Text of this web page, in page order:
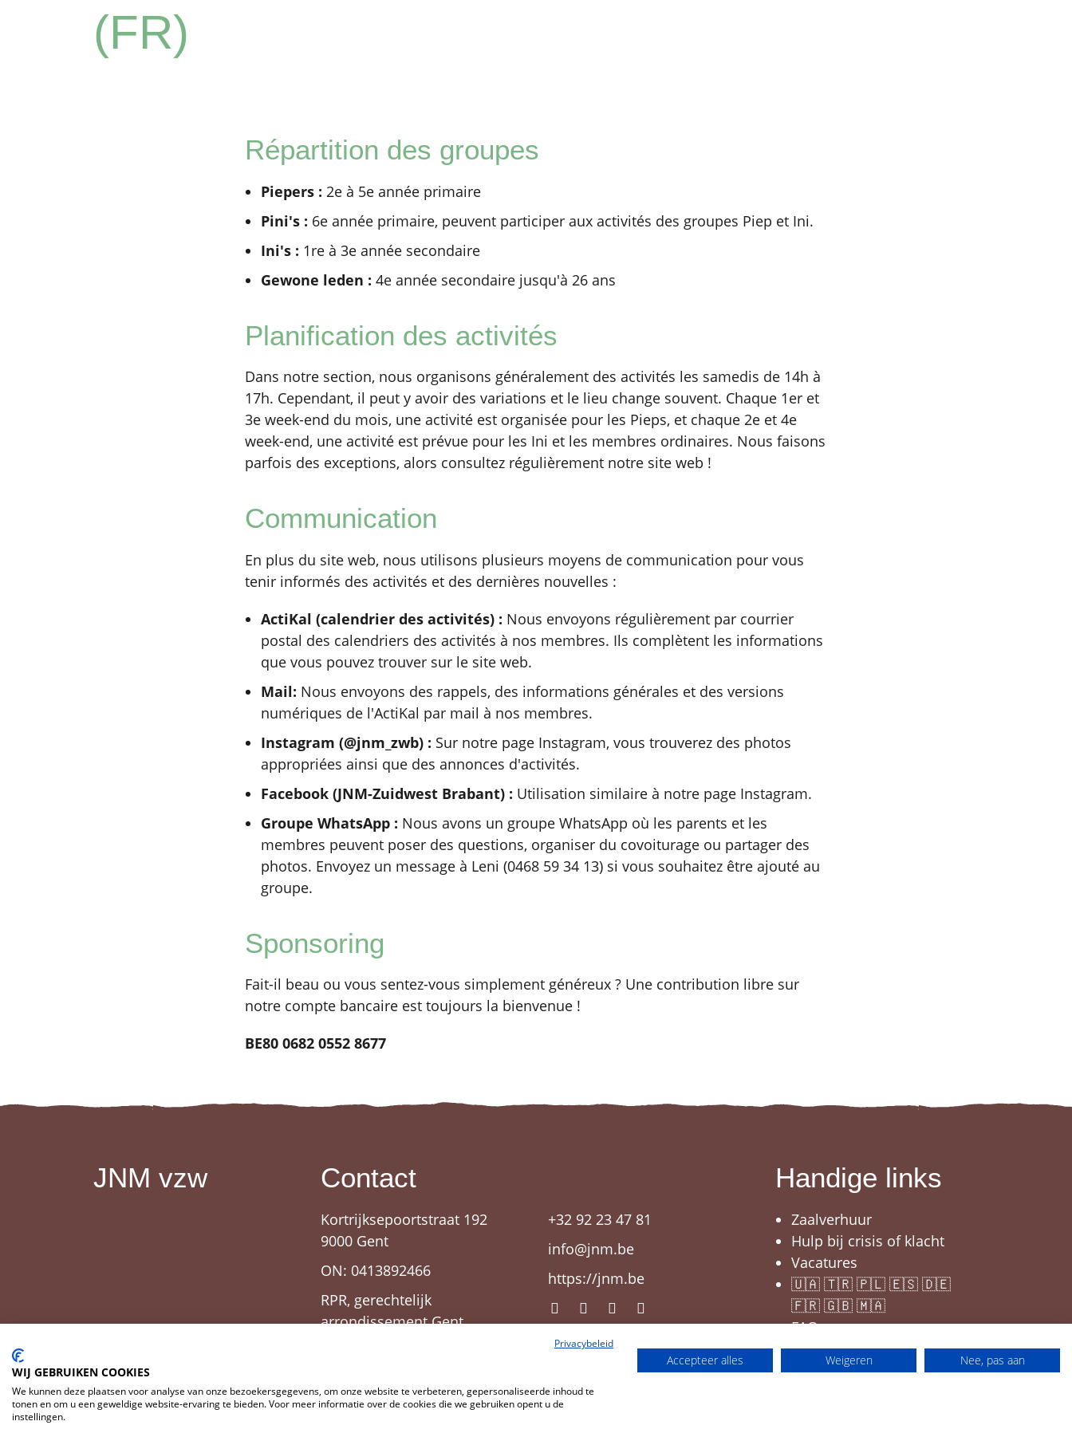
(FR)
Répartition des groupes
Piepers : 2e à 5e année primaire
Pini's : 6e année primaire, peuvent participer aux activités des groupes Piep et Ini.
Ini's : 1re à 3e année secondaire
Gewone leden : 4e année secondaire jusqu'à 26 ans
Planification des activités
Dans notre section, nous organisons généralement des activités les samedis de 14h à
17h. Cependant, il peut y avoir des variations et le lieu change souvent. Chaque 1er et
3e week-end du mois, une activité est organisée pour les Pieps, et chaque 2e et 4e
week-end, une activité est prévue pour les Ini et les membres ordinaires. Nous faisons
parfois des exceptions, alors consultez régulièrement notre site web !
Communication
En plus du site web, nous utilisons plusieurs moyens de communication pour vous
tenir informés des activités et des dernières nouvelles :
ActiKal (calendrier des activités) : Nous envoyons régulièrement par courrier
postal des calendriers des activités à nos membres. Ils complètent les informations
que vous pouvez trouver sur le site web.
Mail: Nous envoyons des rappels, des informations générales et des versions
numériques de l'ActiKal par mail à nos membres.
Instagram (@jnm_zwb) : Sur notre page Instagram, vous trouverez des photos
appropriées ainsi que des annonces d'activités.
Facebook (JNM-Zuidwest Brabant) : Utilisation similaire à notre page Instagram.
Groupe WhatsApp : Nous avons un groupe WhatsApp où les parents et les
membres peuvent poser des questions, organiser du covoiturage ou partager des
photos. Envoyez un message à Leni (0468 59 34 13) si vous souhaitez être ajouté au
groupe.
Sponsoring
Fait-il beau ou vous sentez-vous simplement généreux ? Une contribution libre sur
notre compte bancaire est toujours la bienvenue !
BE80 0682 0552 8677
JNM vzw Contact
Kortrijksepoortstraat 192
9000 Gent
ON: 0413892466
RPR, gerechtelijk
arrondissement Gent
+32 92 23 47 81
info@jnm.be
https://jnm.be
Handige links
Zaalverhuur
Hulp bij crisis of klacht
Vacatures
🇺🇦 🇹🇷 🇵🇱 🇪🇸 🇩🇪
🇫🇷 🇬🇧 🇲🇦
FAQ
Privacybeleid
WIJ GEBRUIKEN COOKIES
We kunnen deze plaatsen voor analyse van onze bezoekersgegevens, om onze website te verbeteren, gepersonaliseerde inhoud te
tonen en om u een geweldige website-ervaring te bieden. Voor meer informatie over de cookies die we gebruiken opent u de
instellingen.
Accepteer alles Weigeren Nee, pas aan